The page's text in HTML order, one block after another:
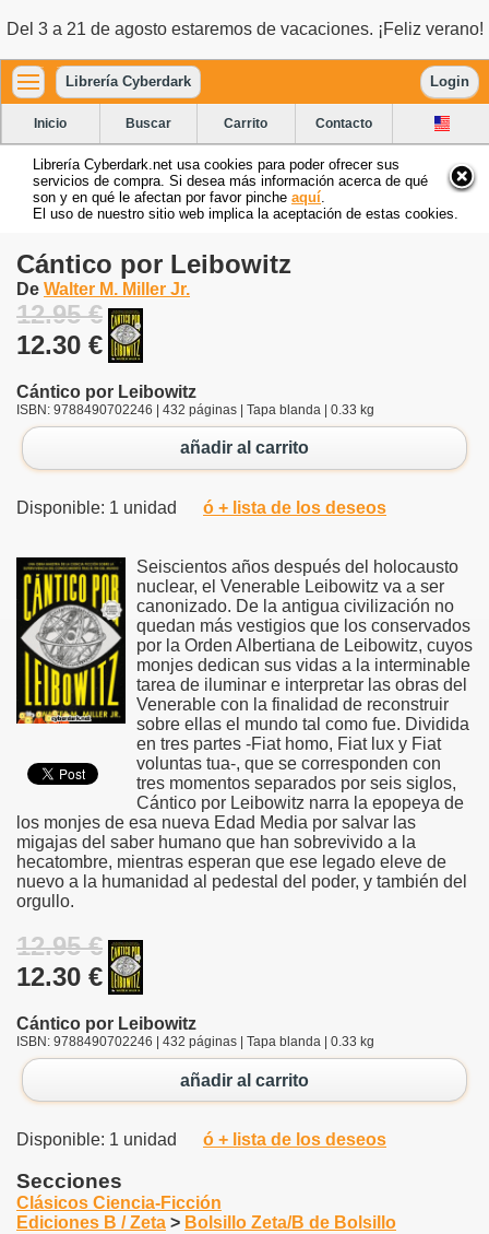
Del 3 a 21 de agosto estaremos de vacaciones. ¡Feliz verano!
Librería Cyberdark Login
Inicio Buscar Carrito Contacto
Librería Cyberdark.net usa cookies para poder ofrecer sus
servicios de compra. Si desea más información acerca de qué
son y en qué le afectan por favor pinche aquí
El uso de nuestro sitio web implica la aceptación de estas cookies.
Cántico por Leibowitz
De Walter M. Miller Jr.
12.95 €
12.30 €
Cántico por Leibowitz
ISBN: 9788490702246 | 432 páginas | Tapa blanda | 0.33 kg
añadir al carrito
Disponible: 1 unidad ó + lista de los deseos
Seiscientos años después del holocausto
nuclear, el Venerable Leibowitz va a ser
canonizado. De la antigua civilización no
quedan más vestigios que los conservados
por la Orden Albertiana de Leibowitz, cuyos
monjes dedican sus vidas a la interminable
tarea de iluminar e interpretar las obras del
Venerable con la finalidad de reconstruir
sobre ellas el mundo tal como fue. Dividida
en tres partes -Fiat homo, Fiat lux y Fiat
voluntas tua-, que se corresponden con
tres momentos separados por seis siglos,
Cántico por Leibowitz narra la epopeya de
los monjes de esa nueva Edad Media por salvar las
migajas del saber humano que han sobrevivido a la
hecatombre, mientras esperan que ese legado eleve de
nuevo a la humanidad al pedestal del poder, y también del
orgullo.
12.95 €
12.30 €
Cántico por Leibowitz
ISBN: 9788490702246 | 432 páginas | Tapa blanda | 0.33 kg
añadir al carrito
Disponible: 1 unidad ó + lista de los deseos
Secciones
Clásicos Ciencia-Ficción
Ediciones B / Zeta > Bolsillo Zeta/B de Bolsillo